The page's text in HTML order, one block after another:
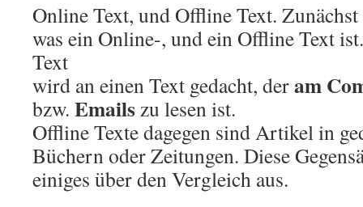
Online Text, und Offline Text.
was ein Online-, und ein Offline Text
Text
wird an einen Text gedacht, deram
bzw. Emailszu lesen ist.
Offline Texte dagegen sind Artikel in
Büchern oder Zeitungen. Diese
einiges über den Vergleich aus.